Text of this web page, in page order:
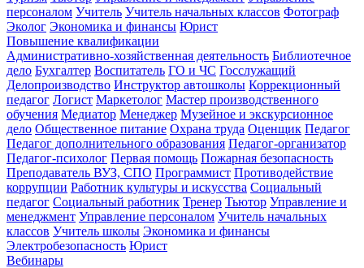
персоналом Учитель Учитель начальных классов Фотограф
Эколог Экономика и финансы Юрист
Повышение квалификации
Административно-хозяйственная деятельность Библиотечное
дело Бухгалтер Воспитатель ГО и ЧС Госслужащий
Делопроизводство Инструктор автошколы Коррекционный
педагог Логист Маркетолог Мастер производственного
обучения Медиатор Менеджер Музейное и экскурсионное
дело Общественное питание Охрана труда Оценщик Педагог
Педагог дополнительного образования Педагог-организатор
Педагог-психолог Первая помощь Пожарная безопасность
Преподаватель ВУЗ, СПО Программист Противодействие
коррупции Работник культуры и искусства Социальный
педагог Социальный работник Тренер Тьютор Управление и
менеджмент Управление персоналом Учитель начальных
классов Учитель школы Экономика и финансы
Электробезопасность Юрист
Вебинары